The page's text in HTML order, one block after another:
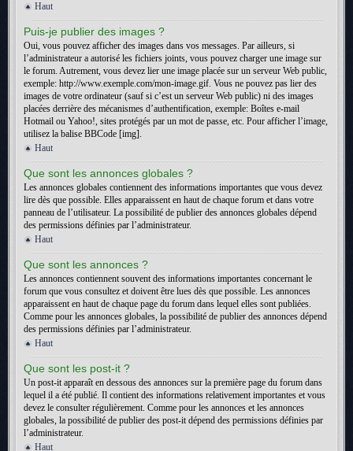
Haut
Puis-je publier des images ?
Oui, vous pouvez afficher des images dans vos messages. Par ailleurs, si
l’administrateur a autorisé les fichiers joints, vous pouvez charger une image sur
le forum. Autrement, vous devez lier une image placée sur un serveur Web public,
exemple: http://www.exemple.com/mon-image.gif. Vous ne pouvez pas lier des
images de votre ordinateur (sauf si c’est un serveur Web public) ni des images
placées derrière des mécanismes d’authentification, exemple: Boîtes e-mail
Hotmail ou Yahoo!, sites protégés par un mot de passe, etc. Pour afficher l’image,
utilisez la balise BBCode [img].
Haut
Que sont les annonces globales ?
Les annonces globales contiennent des informations importantes que vous devez
lire dès que possible. Elles apparaissent en haut de chaque forum et dans votre
panneau de l’utilisateur. La possibilité de publier des annonces globales dépend
des permissions définies par l’administrateur.
Haut
Que sont les annonces ?
Les annonces contiennent souvent des informations importantes concernant le
forum que vous consultez et doivent être lues dès que possible. Les annonces
apparaissent en haut de chaque page du forum dans lequel elles sont publiées.
Comme pour les annonces globales, la possibilité de publier des annonces dépend
des permissions définies par l’administrateur.
Haut
Que sont les post-it ?
Un post-it apparaît en dessous des annonces sur la première page du forum dans
lequel il a été publié. Il contient des informations relativement importantes et vous
devez le consulter régulièrement. Comme pour les annonces et les annonces
globales, la possibilité de publier des post-it dépend des permissions définies par
l’administrateur.
Haut